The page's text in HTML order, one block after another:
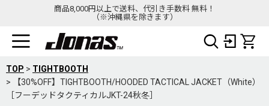
商品8,000円以上で送料、代引き手数料 無料！
（※沖縄県を除きます）
TOP > TIGHTBOOTH
>
【30%OFF】TIGHTBOOTH/HOODED TACTICAL JACKET（White）
［フーデッドタクティカルJKT-24秋冬］